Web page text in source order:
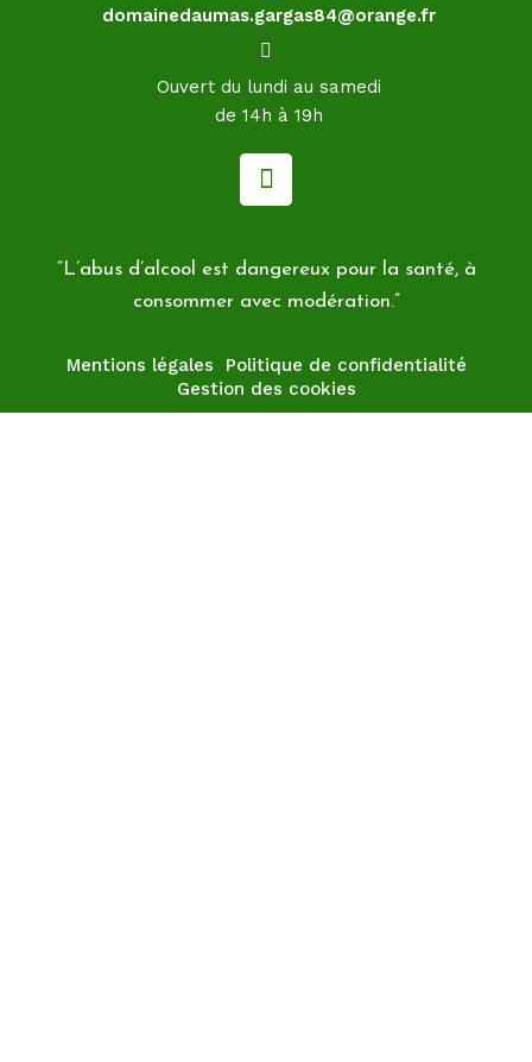
domainedaumas.gargas84@orange.fr
Ouvert du lundi au samedi
de 14h à 19h
“L’abus d’alcool est dangereux pour la santé, à
consommer avec modération.”
Mentions légales
Politique de confidentialité
Gestion des cookies